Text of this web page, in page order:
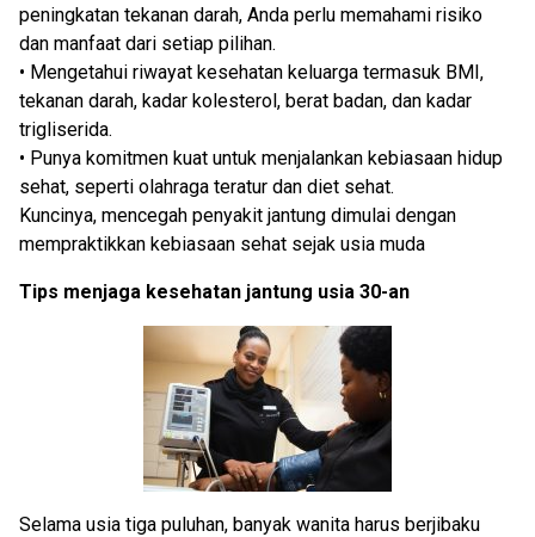
peningkatan tekanan darah, Anda perlu memahami risiko
dan manfaat dari setiap pilihan.
• Mengetahui riwayat kesehatan keluarga termasuk BMI,
tekanan darah, kadar kolesterol, berat badan, dan kadar
trigliserida.
• Punya komitmen kuat untuk menjalankan kebiasaan hidup
sehat, seperti olahraga teratur dan diet sehat.
Kuncinya, mencegah penyakit jantung dimulai dengan
mempraktikkan kebiasaan sehat sejak usia muda
Tips menjaga kesehatan jantung usia 30-an
Selama usia tiga puluhan, banyak wanita harus berjibaku